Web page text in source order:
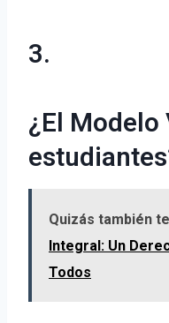
3.
¿El Modelo
Quizás también
Integral: Un
Todos